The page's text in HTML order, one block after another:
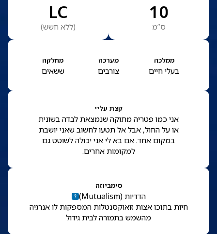
10
ס”מ
LC
(ללא חשש)
ממלכה
בעלי חיים
מערכה
צורבים
מחלקה
ששאים
קצת עליי
אני כמו פטריה מתוקה שנמצאת לבדה בשונית
או על החול, אבל אל תטעו לחשוב שאני יושבת
במקום אחד. אם בא לי אני יכולה לשוטט גם
למקומות אחרים.
סימביוזה
הדדיות (
Mutualism
)
חיות בתוכו אצות זואוקסנטלות המספקות לו אנרגיה
מהשמש בתמורה לבית גידול